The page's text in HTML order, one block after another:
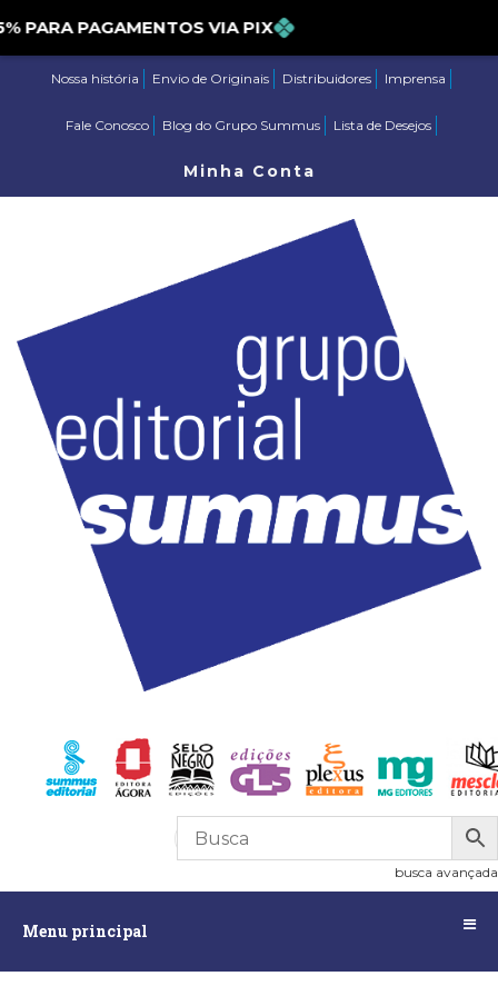
PAGAMENTOS VIA PIX
Nossa história Envio de Originais Distribuidores Imprensa
Fale Conosco Blog do Grupo Summus Lista de Desejos
Minha Conta
R$0,00
busca avançada
Menu principal
principalAssuntos